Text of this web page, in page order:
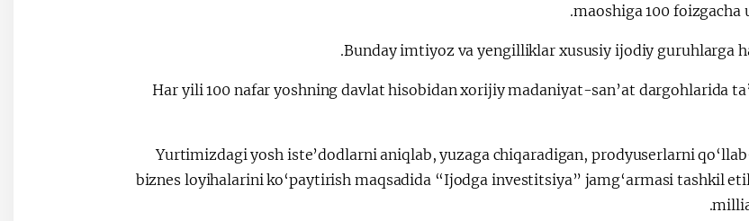
maoshiga 100 foizgacha
Bunday imtiyoz va yengilliklar xususiy ijodiy guruhlarga
Har yili 100 nafar yoshning davlat hisobidan xorijiy madaniyat-san’at dargohlarida
Yurtimizdagi yosh iste’dodlarni aniqlab, yuzaga chiqaradigan, prodyuserlarni
biznes loyihalarini ko‘paytirish maqsadida “Ijodga investitsiya” jamg‘armasi tashkil